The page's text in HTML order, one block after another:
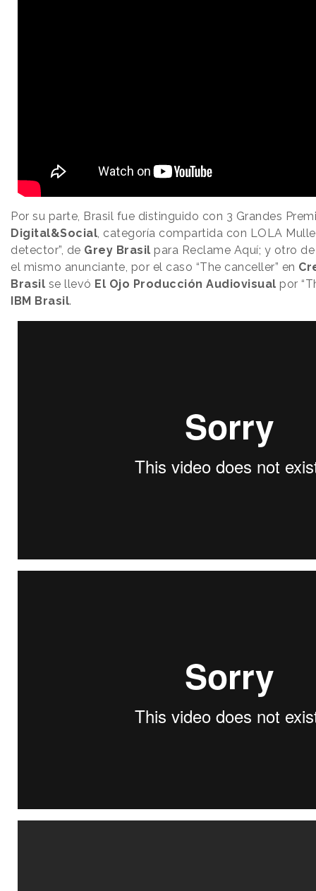
Por su parte, Brasil fue distinguido con 3 Grandes
Digital&Social, categoría compartida con LOLA
detector”, de Grey Brasil para Reclame Aquí; y otro
el mismo anunciante, por el caso “The canceller” en
Brasil se llevó El Ojo Producción Audiovisual por
IBM Brasil.